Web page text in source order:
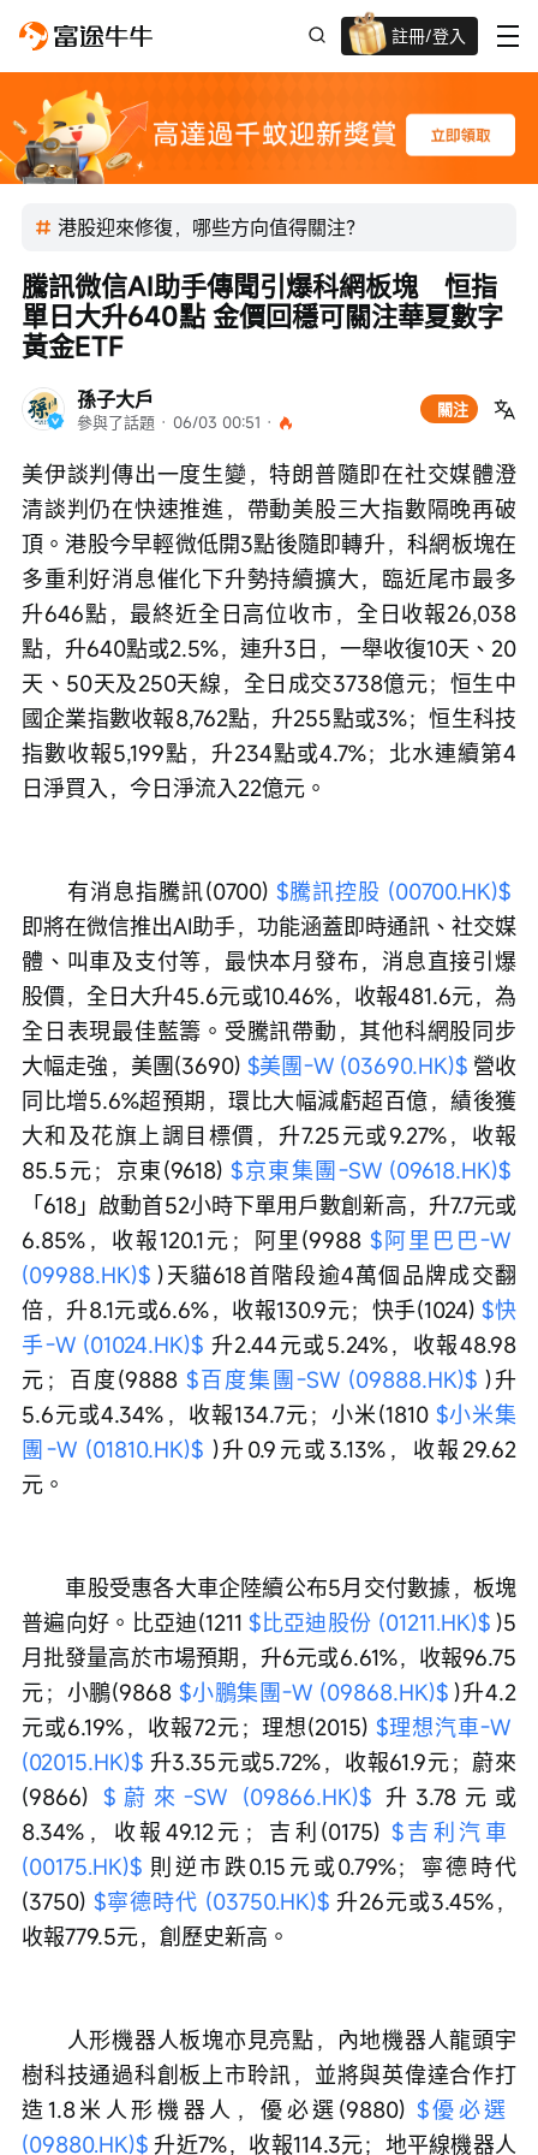
註冊/登入
迎新驚喜賞 股票/BTC等任你揀!
港股迎來修復，哪些方向值得關注？
孫子大戶
參與了話題 · 06/03 00:51 ·
關注
騰訊微信AI助手傳聞引爆科網板塊　恒指
單日大升640點 金價回穩可關注華夏數字
黃金ETF
美伊談判傳出一度生變，特朗普隨即在社交媒體澄
清談判仍在快速推進，帶動美股三大指數隔晚再破
頂。港股今早輕微低開3點後隨即轉升，科網板塊在
多重利好消息催化下升勢持續擴大，臨近尾市最多
升646點，最終近全日高位收市，全日收報26,038
點，升640點或2.5%，連升3日，一舉收復10天、20
天、50天及250天線，全日成交3738億元；恒生中
國企業指數收報8,762點，升255點或3%；恒生科技
指數收報5,199點，升234點或4.7%；北水連續第4
日淨買入，今日淨流入22億元。
有消息指騰訊(0700) $騰訊控股 (00700.HK)$
即將在微信推出AI助手，功能涵蓋即時通訊、社交媒
體、叫車及支付等，最快本月發布，消息直接引爆
股價，全日大升45.6元或10.46%，收報481.6元，為
全日表現最佳藍籌。受騰訊帶動，其他科網股同步
大幅走強，美團(3690) $美團-W (03690.HK)$ 營收
同比增5.6%超預期，環比大幅減虧超百億，績後獲
大和及花旗上調目標價，升7.25元或9.27%，收報
85.5元；京東(9618) $京東集團-SW (09618.HK)$
「618」啟動首52小時下單用戶數創新高，升7.7元或
6.85%，收報120.1元；阿里(9988 $阿里巴巴-W
(09988.HK)$ )天貓618首階段逾4萬個品牌成交翻
倍，升8.1元或6.6%，收報130.9元；快手(1024) $快
手-W (01024.HK)$ 升2.44元或5.24%，收報48.98
元；百度(9888 $百度集團-SW (09888.HK)$ )升
5.6元或4.34%，收報134.7元；小米(1810 $小米集
團-W (01810.HK)$ )升0.9元或3.13%，收報29.62
元。
車股受惠各大車企陸續公布5月交付數據，板塊
普遍向好。比亞迪(1211 $比亞迪股份 (01211.HK)$ )5
月批發量高於市場預期，升6元或6.61%，收報96.75
元；小鵬(9868 $小鵬集團-W (09868.HK)$ )升4.2
元或6.19%，收報72元；理想(2015) $理想汽車-W
(02015.HK)$ 升3.35元或5.72%，收報61.9元；蔚來
(9866) $蔚來-SW (09866.HK)$ 升3.78元或
8.34%，收報49.12元；吉利(0175) $吉利汽車
(00175.HK)$ 則逆市跌0.15元或0.79%；寧德時代
(3750) $寧德時代 (03750.HK)$ 升26元或3.45%，
收報779.5元，創歷史新高。
人形機器人板塊亦見亮點，內地機器人龍頭宇
樹科技通過科創板上市聆訊，並將與英偉達合作打
造1.8米人形機器人，優必選(9880) $優必選
(09880.HK)$ 升近7%，收報114.3元；地平線機器人